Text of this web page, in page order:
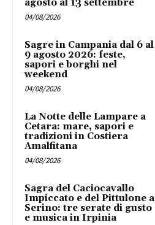
agosto al 13 settembre
04/08/2026
Sagre in Campania dal 6 al
9 agosto 2026: feste,
sapori e borghi nel
weekend
04/08/2026
La Notte delle Lampare a
Cetara: mare, sapori e
tradizioni in Costiera
Amalfitana
04/08/2026
Sagra del Caciocavallo
Impiccato e del Pittulone a
Serino: tre serate di gusto
e musica in Irpinia